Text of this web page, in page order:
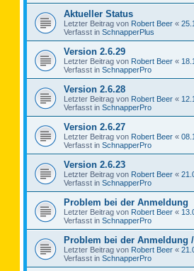
Aktueller Status
Letzter Beitrag von Robert Beer «
Verfasst in SchnapperPlus
Version 2.6.29
Letzter Beitrag von Robert Beer «
Verfasst in SchnapperPro
Version 2.6.28
Letzter Beitrag von Robert Beer «
Verfasst in SchnapperPro
Version 2.6.27
Letzter Beitrag von Robert Beer «
Verfasst in SchnapperPro
Version 2.6.23
Letzter Beitrag von Robert Beer «
Verfasst in SchnapperPro
Problem bei der Anmeldung
Letzter Beitrag von Robert Beer «
Verfasst in SchnapperPro
Problem bei der Anmeldung
Letzter Beitrag von Robert Beer «
Verfasst in SchnapperPro